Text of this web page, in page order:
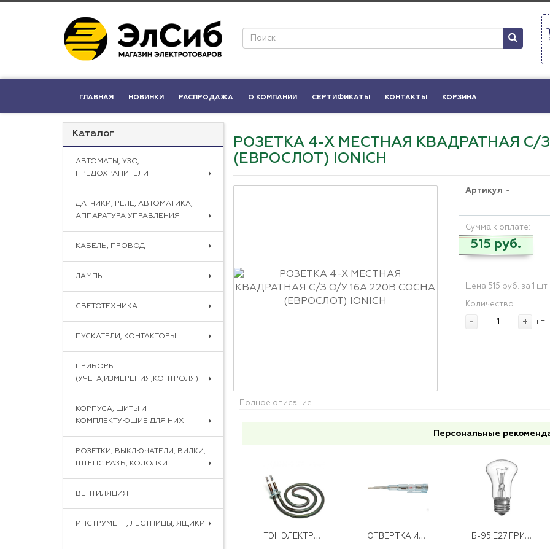
ГЛАВНАЯ НОВИНКИ РАСПРОДАЖА О КОМПАНИИ СЕРТИФИКАТЫ КОНТАКТЫ КОРЗИНА
Каталог
АВТОМАТЫ, УЗО,
ПРЕДОХРАНИТЕЛИ
ДАТЧИКИ, РЕЛЕ, АВТОМАТИКА,
АППАРАТУРА УПРАВЛЕНИЯ
КАБЕЛЬ, ПРОВОД
ЛАМПЫ
СВЕТОТЕХНИКА
ПУСКАТЕЛИ, КОНТАКТОРЫ
ПРИБОРЫ
(УЧЕТА,ИЗМЕРЕНИЯ,КОНТРОЛЯ)
КОРПУСА, ЩИТЫ И
КОМПЛЕКТУЮЩИЕ ДЛЯ НИХ
РОЗЕТКИ, ВЫКЛЮЧАТЕЛИ, ВИЛКИ,
ШТЕПС РАЗЪ, КОЛОДКИ
ВЕНТИЛЯЦИЯ
ИНСТРУМЕНТ, ЛЕСТНИЦЫ, ЯЩИКИ
РОЗЕТКА 4-Х МЕСТНАЯ КВАДРАТНАЯ С/
(ЕВРОСЛОТ) IONICH
Артикул -
Сумма к оплате:
515 руб.
Цена 515 руб. за 1 шт
Количество
- + шт
Полное описание
Персональные
ТЭН ЭЛЕКТРО КОНФОРКА 1200ВТ (83-7-10/1,2 Т220,Z1194) ОТВЕРТКА ИНДИКАТОРНАЯ 6877-18* Б-95 Е27 ГРИБОК(144)*